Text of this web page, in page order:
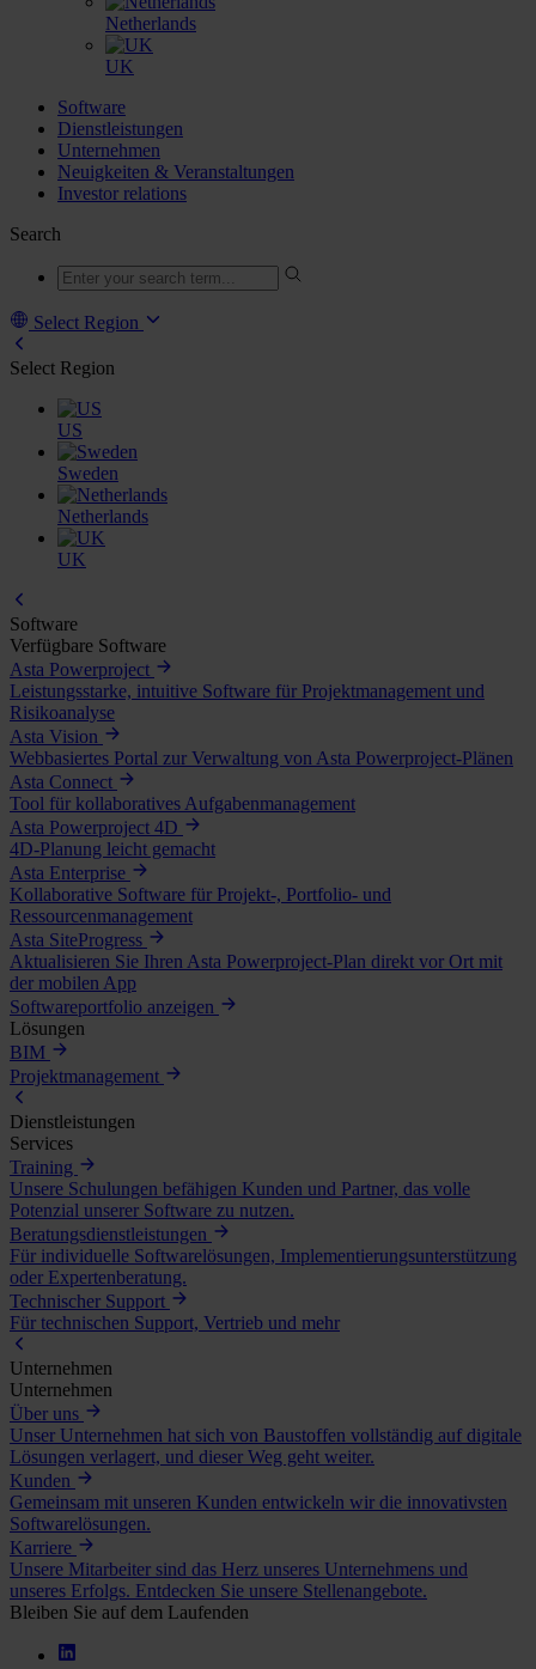
Netherlands
UK
Software
Dienstleistungen
Unternehmen
Neuigkeiten & Veranstaltungen
Investor relations
Search
Select Region
Select Region
US
Sweden
Netherlands
UK
Software
Verfügbare Software
Asta Powerproject
Leistungsstarke, intuitive Software für Projektmanagement und
Risikoanalyse
Asta Vision
Webbasiertes Portal zur Verwaltung von Asta Powerproject-Plänen
Asta Connect
Tool für kollaboratives Aufgabenmanagement
Asta Powerproject 4D
4D-Planung leicht gemacht
Asta Enterprise
Kollaborative Software für Projekt-, Portfolio- und
Ressourcenmanagement
Asta SiteProgress
Aktualisieren Sie Ihren Asta Powerproject-Plan direkt vor Ort mit
der mobilen App
Softwareportfolio anzeigen
Lösungen
BIM
Projektmanagement
Dienstleistungen
Services
Training
Unsere Schulungen befähigen Kunden und Partner, das volle
Potenzial unserer Software zu nutzen.
Beratungsdienstleistungen
Für individuelle Softwarelösungen, Implementierungsunterstützung
oder Expertenberatung.
Technischer Support
Für technischen Support, Vertrieb und mehr
Unternehmen
Unternehmen
Über uns
Unser Unternehmen hat sich von Baustoffen vollständig auf digitale
Lösungen verlagert, und dieser Weg geht weiter.
Kunden
Gemeinsam mit unseren Kunden entwickeln wir die innovativsten
Softwarelösungen.
Karriere
Unsere Mitarbeiter sind das Herz unseres Unternehmens und
unseres Erfolgs. Entdecken Sie unsere Stellenangebote.
Bleiben Sie auf dem Laufenden